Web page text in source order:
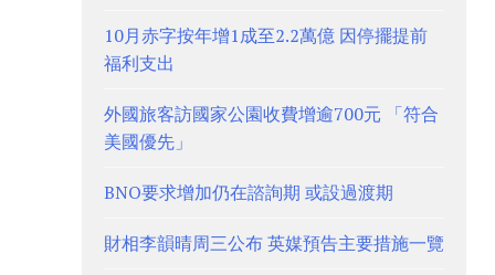
10月赤字按年增1成至2.2萬億 因停擺提前
福利支出
外國旅客訪國家公園收費增逾700元 「符合
美國優先」
BNO要求增加仍在諮詢期 或設過渡期
財相李韻晴周三公布 英媒預告主要措施一覽